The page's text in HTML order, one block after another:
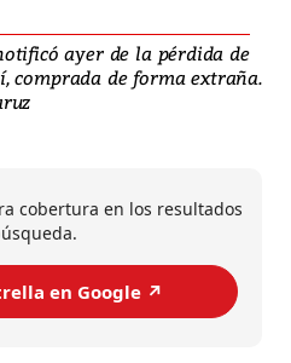
ayer de la pérdida de
comprada de forma extraña.
cobertura en los resultados
en Google ↗️